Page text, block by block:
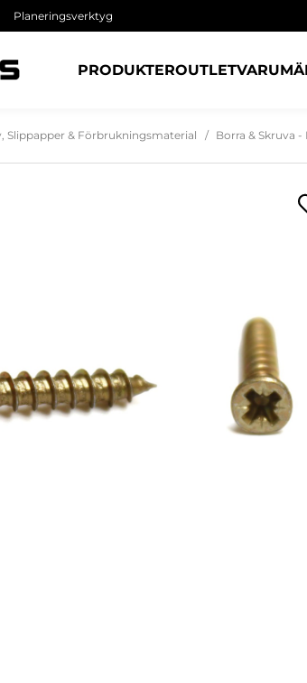
Planeringsverktyg
PRODUKTEROUTLET
Slippapper & Förbrukningsmaterial Borra & Skruva